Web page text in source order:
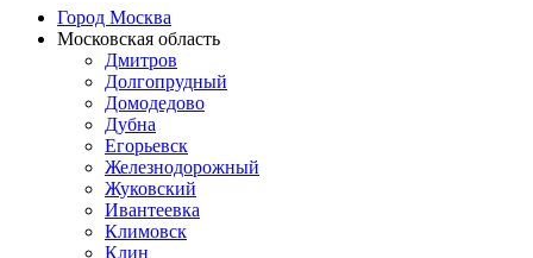
Город Москва
Московская область
Дмитров
Долгопрудный
Домодедово
Дубна
Егорьевск
Железнодорожный
Жуковский
Ивантеевка
Климовск
Клин